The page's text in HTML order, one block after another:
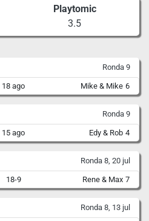
Playtomic
3.5
Ronda 9
18 ago Mike & Mike 6
Ronda 9
15 ago Edy & Rob 4
Ronda 8, 20 jul
18-9 Rene & Max 7
Ronda 8, 13 jul